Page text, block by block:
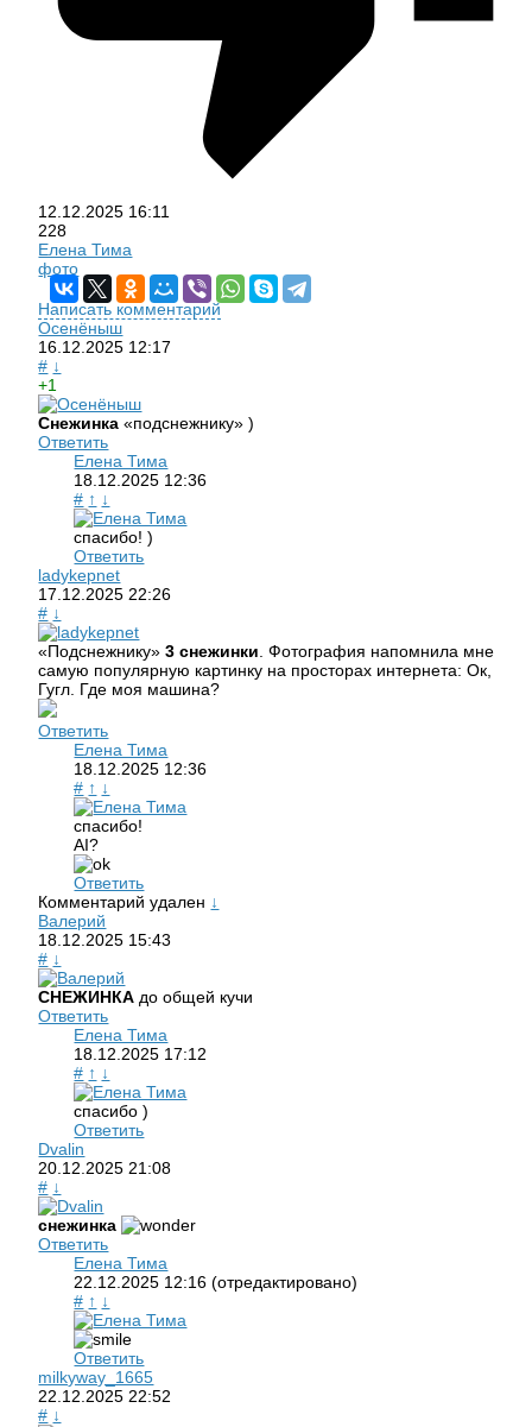
12.12.2025 16:11
228
Елена Тима
фото
Написать комментарий
Осенёныш
16.12.2025 12:17
# ↓
+1
Снежинка «подснежнику» )
Ответить
Елена Тима
18.12.2025 12:36
# ↑ ↓
спасибо! )
Ответить
ladykepnet
17.12.2025 22:26
# ↓
«Подснежнику»3 снежинки. Фотография напомнила мне
самую популярную картинку на просторах интернета: Ок,
Гугл. Где моя машина?
Ответить
Елена Тима
18.12.2025 12:36
# ↑ ↓
спасибо!
AI?
Ответить
Комментарий удален ↓
Валерий
18.12.2025 15:43
# ↓
СНЕЖИНКА до общей кучи
Ответить
Елена Тима
18.12.2025 17:12
# ↑ ↓
спасибо )
Ответить
Dvalin
20.12.2025 21:08
# ↓
снежинка
Ответить
Елена Тима
22.12.2025 12:16 (отредактировано)
# ↑ ↓
Ответить
milkyway_1665
22.12.2025 22:52
# ↓